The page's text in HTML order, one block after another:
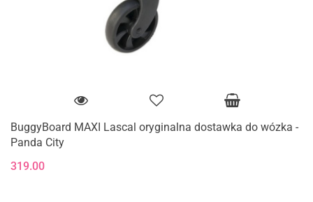
BuggyBoard MAXI Lascal oryginalna dostawka do wózka -
Panda City
319.00